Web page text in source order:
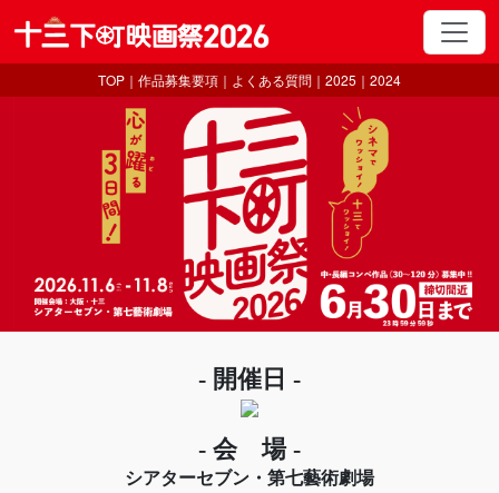
TOP ｜ 作品募集要項 ｜ よくある質問 ｜ 2025 ｜ 2024
- 開催日 -
- 会 場 -
シアターセブン・第七藝術劇場